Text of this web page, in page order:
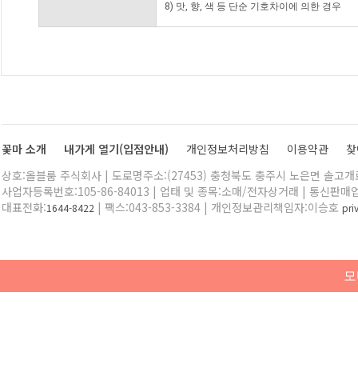
8) 맛, 향, 색 등 단순 기호차이에 의한 경우
꽃마 소개 내가게 열기(입점안내) 개인정보처리방침 이용약관
상호:올블룸 주식회사 | 도로명주소:(27453) 충청북도 충주시 노은면 솔고
사업자등록번호:105-86-84013 | 업태 및 종목:소매/전자상거래 | 통신판매
대표전화:1644-8422 | 팩스:043-853-3384 | 개인정보관리책임자:이승호